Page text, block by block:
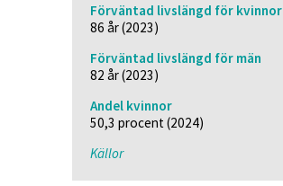
Förväntad livslängd för kvinnor
86 år (2023)
Förväntad livslängd för män
82 år (2023)
Andel kvinnor
50,3 procent (2024)
Källor